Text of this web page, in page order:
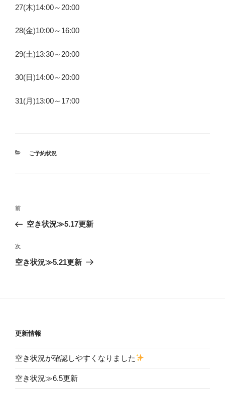
27(木)14:00～20:00
28(金)10:00～16:00
29(土)13:30～20:00
30(日)14:00～20:00
31(月)13:00～17:00
カ
ご予約状況
投
ナ
ビ
ゲ
前
の
稿
前
空き状況≫5.17更新
次
の
次
空き状況≫5.21更新
更新情報
空き状況が確認しやすくなりました
空き状況≫6.5更新